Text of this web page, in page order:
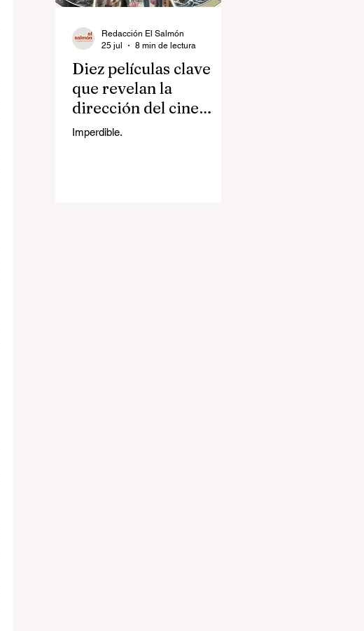
Diez películas clave
que revelan la
dirección del cine
contemporáneo
Imperdible.
Redacción El Salmón
25 jul
8 min de lectura